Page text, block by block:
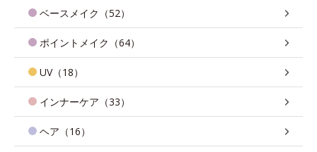
ベースメイク（52）
ポイントメイク（64）
UV（18）
インナーケア（33）
ヘア（16）